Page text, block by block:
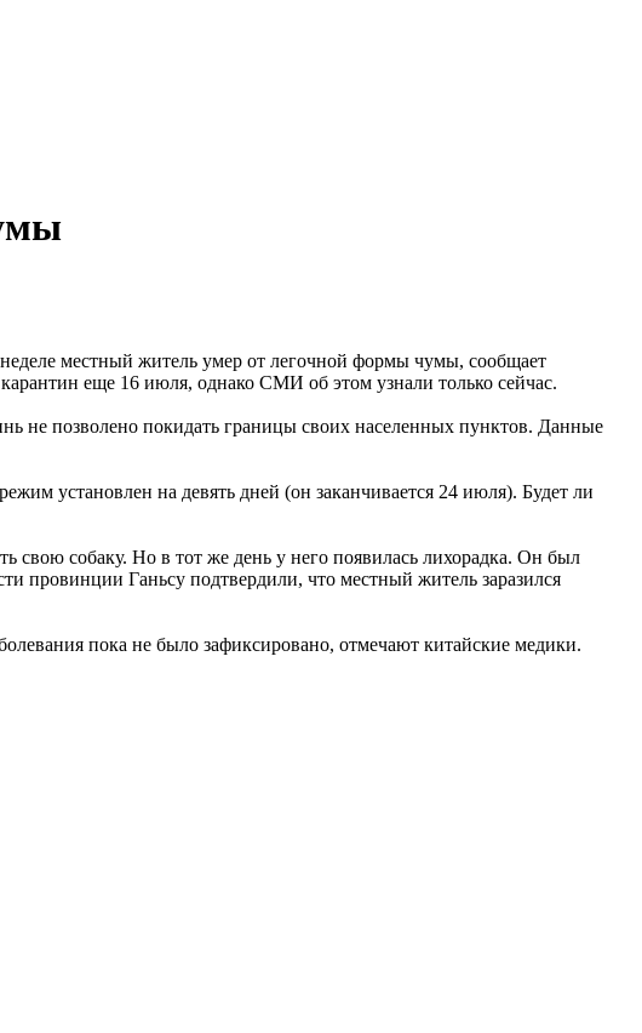
местный житель умер от легочной формы чумы, сообщает
еще 16 июля, однако СМИ об этом узнали только сейчас.
не позволено покидать границы своих населенных пунктов. Данные
установлен на девять дней (он заканчивается 24 июля). Будет ли
свою собаку. Но в тот же день у него появилась лихорадка. Он был
провинции Ганьсу подтвердили, что местный житель заразился
пока не было зафиксировано, отмечают китайские медики.